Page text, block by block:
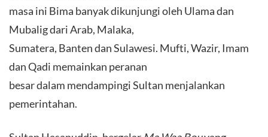
masa ini Bima banyak dikunjungi oleh Ulama dan
Mubalig dari Arab, Malaka,
Sumatera, Banten dan Sulawesi. Mufti, Wazir, Imam
dan Qadi memainkan peranan
besar dalam mendampingi Sultan menjalankan
pemerintahan.